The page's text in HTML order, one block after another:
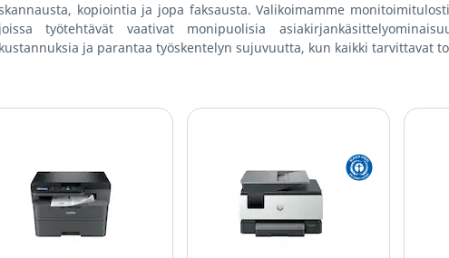
kopiointia ja jopa faksausta. Valikoimamme
joissa työtehtävät vaativat monipuolisia
kustannuksia ja parantaa työskentelyn sujuvuutta, kun kaikki tarvittavat